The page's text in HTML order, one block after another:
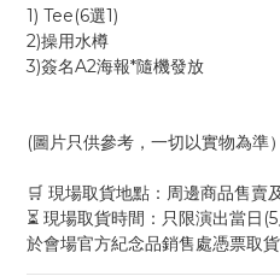
1) Tee(6選1)
2)操用水樽
3)簽名A2海報*隨機發放
(圖片只供參考，一切以實物為準）
🛒 現場取貨地點：周邊商品售賣
⏳ 現場取貨時間：只限演出當日
於會場官方紀念品銷售處憑票取貨